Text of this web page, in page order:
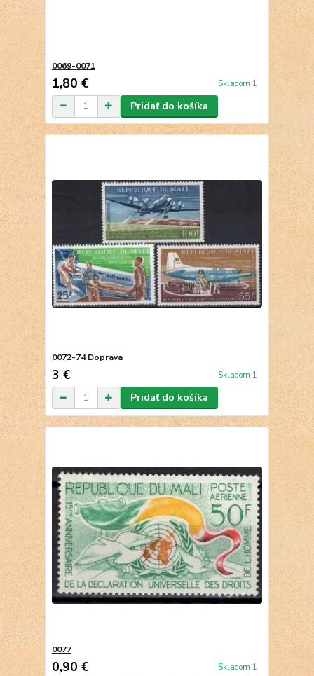
0069-0071
1,80 € Skladom 1
Pridať do košíka
0072-74 Doprava
3 € Skladom 1
Pridať do košíka
0077
0,90 € Skladom 1